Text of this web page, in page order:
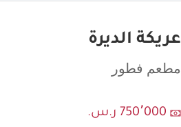
عريكة الديرة
مطعم فطور
750٬000 ر.س.